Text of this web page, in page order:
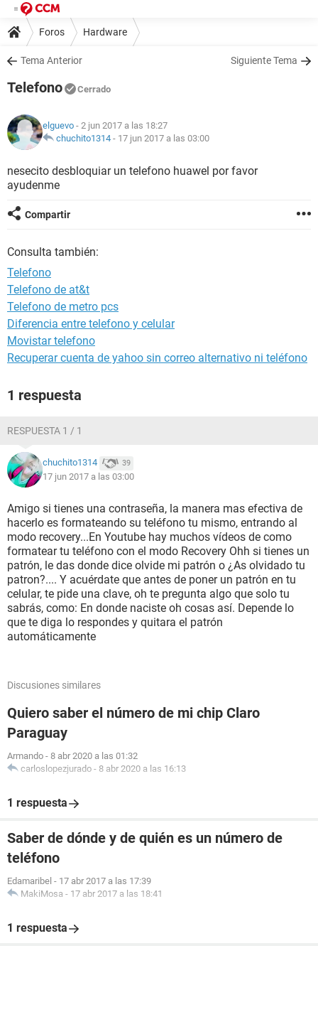
Foros Hardware
Tema Anterior Siguiente Tema
Telefono Cerrado
elguevo - 2 jun 2017 a las 18:27
chuchito1314 - 17 jun 2017 a las 03:00
nesecito desbloquiar un telefono huawel por favor
ayudenme
Compartir
Consulta también:
Telefono
Telefono de at&t
Telefono de metro pcs
Diferencia entre telefono y celular
Movistar telefono
Recuperar cuenta de yahoo sin correo alternativo ni teléfono
1 respuesta
RESPUESTA 1 / 1
chuchito1314 39
17 jun 2017 a las 03:00
Amigo si tienes una contraseña, la manera mas efectiva de
hacerlo es formateando su teléfono tu mismo, entrando al
modo recovery...En Youtube hay muchos vídeos de como
formatear tu teléfono con el modo Recovery Ohh si tienes un
patrón, le das donde dice olvide mi patrón o ¿As olvidado tu
patron?.... Y acuérdate que antes de poner un patrón en tu
celular, te pide una clave, oh te pregunta algo que solo tu
sabrás, como: En donde naciste oh cosas así. Depende lo
que te diga lo respondes y quitara el patrón
automáticamente
Discusiones similares
Quiero saber el número de mi chip Claro
Paraguay
Armando - 8 abr 2020 a las 01:32
carloslopezjurado - 8 abr 2020 a las 16:13
1 respuesta
Saber de dónde y de quién es un número de
teléfono
Edamaribel - 17 abr 2017 a las 17:39
MakiMosa - 17 abr 2017 a las 18:41
1 respuesta